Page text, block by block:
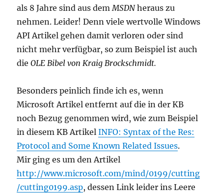
als 8 Jahre sind aus demMSDNheraus zu
nehmen. Leider! Denn viele wertvolle Windows
API Artikel gehen damit verloren oder sind
nicht mehr verfügbar, so zum Beispiel ist auch
dieOLE Bibel von Kraig Brockschmidt.
Besonders peinlich finde ich es, wenn
Microsoft Artikel entfernt auf die in der KB
noch Bezug genommen wird, wie zum Beispiel
in diesem KB ArtikelINFO: Syntax of the Res:
Protocol and Some Known Related Issues.
Mir ging es um den Artikel
http://www.microsoft.com/mind/0199/cutting
/cutting0199.asp, dessen Link leider ins Leere